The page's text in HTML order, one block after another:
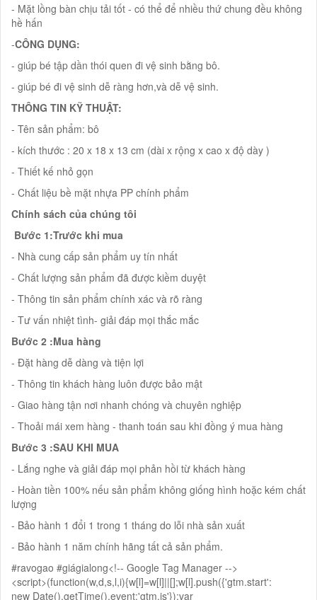
- Mặt lồng bàn chịu tải tốt - có thể để nhiều thứ chung đều không
hề hấn
-CÔNG DỤNG:
- giúp bé tập dần thói quen đi vệ sinh bằng bô.
- giúp bé đi vệ sinh dễ ràng hơn,và dễ vệ sinh.
THÔNG TIN KỸ THUẬT:
- Tên sản phẩm: bô
- kích thước : 20 x 18 x 13 cm (dài x rộng x cao x độ dày )
- Thiết kế nhỏ gọn
- Chất liệu bề mặt nhựa PP chính phẩm
Chính sách của chúng tôi
Bước 1:Trước khi mua
- Nhà cung cấp sản phẩm uy tín nhất
- Chất lượng sản phẩm đã được kiềm duyệt
- Thông tin sản phẩm chính xác và rõ ràng
- Tư vấn nhiệt tình- giải đáp mọi thắc mắc
Bước 2 :Mua hàng
- Đặt hàng dễ dàng và tiện lợi
- Thông tin khách hàng luôn được bảo mật
- Giao hàng tận nơi nhanh chóng và chuyên nghiệp
- Thoải mái xem hàng - thanh toán sau khi đồng ý mua hàng
Bước 3 :SAU KHI MUA
- Lắng nghe và giải đáp mọi phản hồi từ khách hàng
- Hoàn tiền 100% nếu sản phẩm không giống hình hoặc kém chất
lượng
- Bảo hành 1 đổi 1 trong 1 tháng do lỗi nhà sản xuất
- Bảo hành 1 năm chính hãng tất cả sản phẩm.
#ravogao #giágialong<!-- Google Tag Manager -->
<script>(function(w,d,s,l,i){w[l]=w[l]||[];w[l].push({'gtm.start':
new Date().getTime(),event:'gtm.js'});var